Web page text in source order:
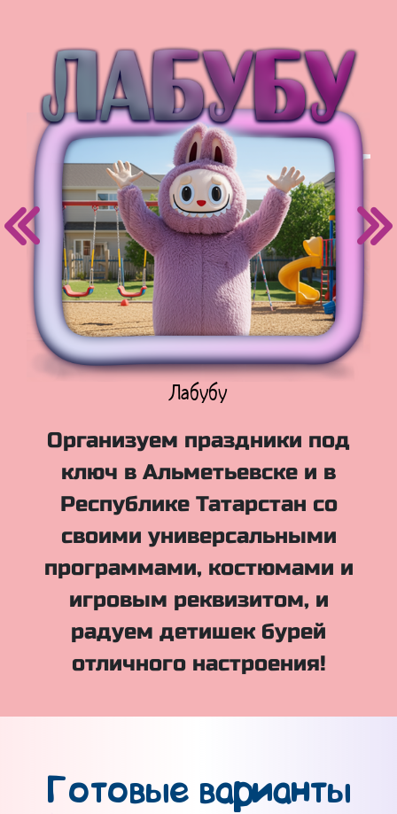
Куклы Лол
Организуем праздники под
ключ в Альметьевске и в
Республике Татарстан со
своими универсальными
программами, костюмами и
игровым реквизитом, и
радуем детишек бурей
отличного настроения!
Готовые варианты